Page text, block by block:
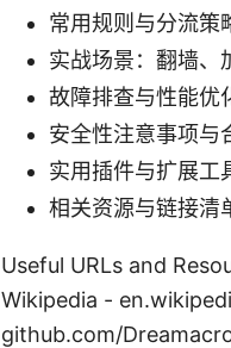
常用规则与分流策
实战场景：翻墙、
故障排查与性能优
安全性注意事项与
实用插件与扩展工
相关资源与链接清
Useful URLs and
Wikipedia -
github.com/